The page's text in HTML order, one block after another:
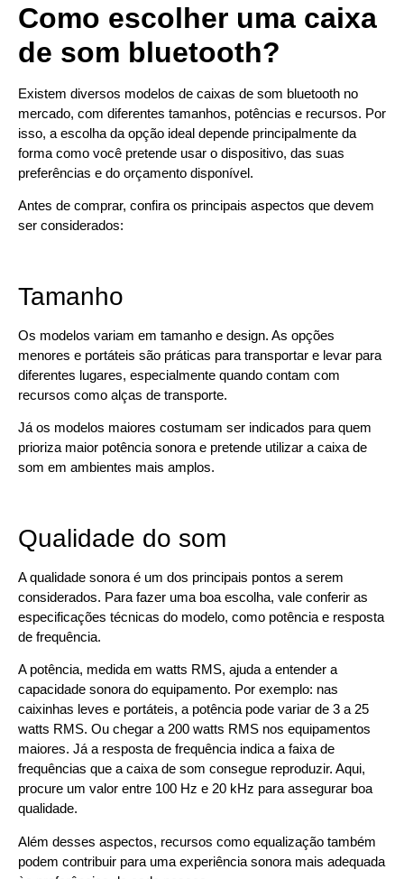
Como escolher uma caixa
de som bluetooth?
Existem diversos modelos de caixas de som bluetooth no
mercado, com diferentes tamanhos, potências e recursos. Por
isso, a escolha da opção ideal depende principalmente da
forma como você pretende usar o dispositivo, das suas
preferências e do orçamento disponível.
Antes de comprar, confira os principais aspectos que devem
ser considerados:
Tamanho
Os modelos variam em tamanho e design. As opções
menores e portáteis são práticas para transportar e levar para
diferentes lugares, especialmente quando contam com
recursos como alças de transporte.
Já os modelos maiores costumam ser indicados para quem
prioriza maior potência sonora e pretende utilizar a caixa de
som em ambientes mais amplos.
Qualidade do som
A qualidade sonora é um dos principais pontos a serem
considerados. Para fazer uma boa escolha, vale conferir as
especificações técnicas do modelo, como potência e resposta
de frequência.
A potência, medida em watts RMS, ajuda a entender a
capacidade sonora do equipamento. Por exemplo: nas
caixinhas leves e portáteis, a potência pode variar de 3 a 25
watts RMS. Ou chegar a 200 watts RMS nos equipamentos
maiores. Já a resposta de frequência indica a faixa de
frequências que a caixa de som consegue reproduzir. Aqui,
procure um valor entre 100 Hz e 20 kHz para assegurar boa
qualidade.
Além desses aspectos, recursos como equalização também
podem contribuir para uma experiência sonora mais adequada